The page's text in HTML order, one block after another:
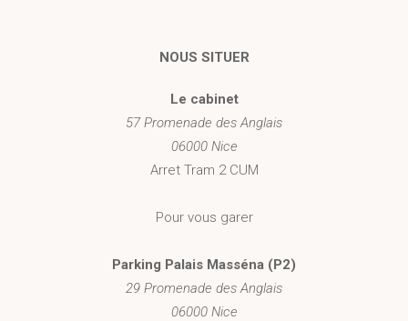
NOUS SITUER
Le cabinet
57 Promenade des Anglais
06000 Nice
Arret Tram 2 CUM
Pour vous garer
Parking Palais Masséna (P2)
29 Promenade des Anglais
06000 Nice